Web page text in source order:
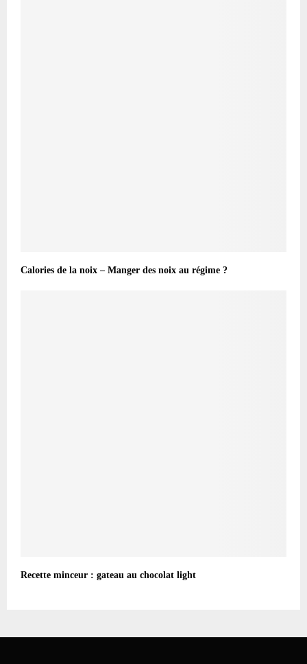
Calories de la noix – Manger des noix au régime ?
Recette minceur : gateau au chocolat light